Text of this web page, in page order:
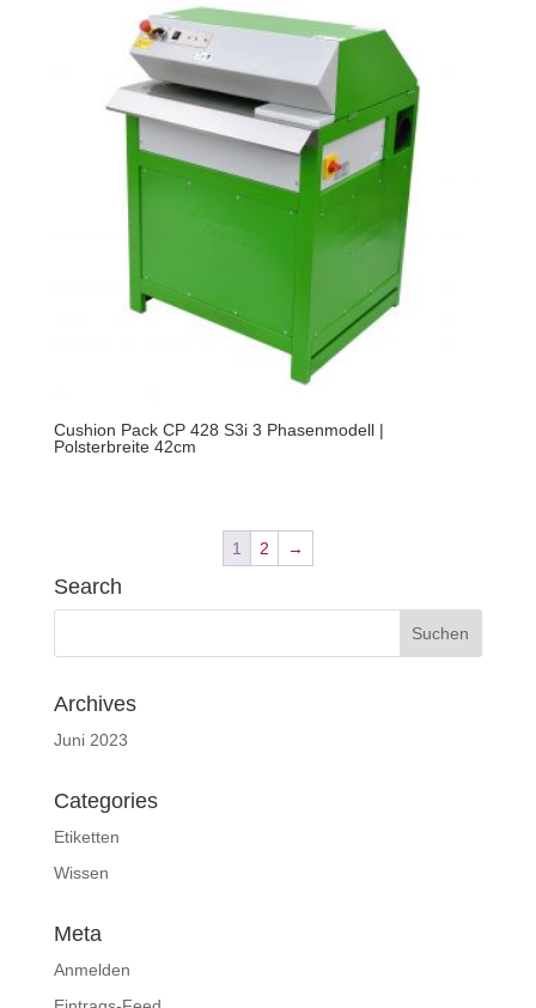
Cushion Pack CP 428 S3i 3 Phasenmodell |
Polsterbreite 42cm
1 2 →
Search
Archives
Juni 2023
Categories
Etiketten
Wissen
Meta
Anmelden